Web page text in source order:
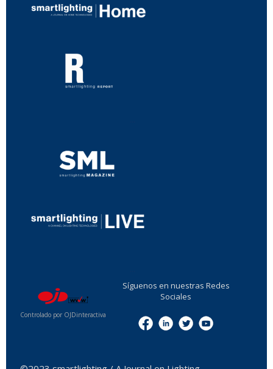
Controlado por OJDinteractiva
Síguenos en nuestras Redes
Sociales